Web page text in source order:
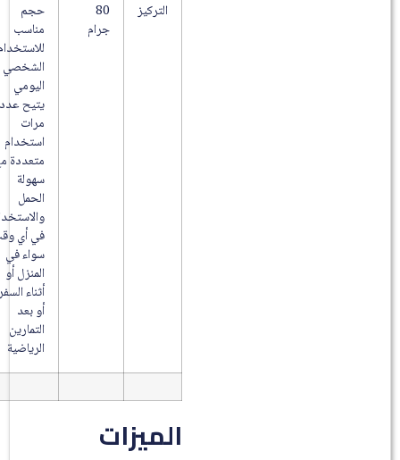
التركيز
حجم
مناسب
للاستخدام
الشخصي
اليومي
يتيح عدد
مرات
استخدام
متعددة مع
سهولة
الحمل
والاستخدام
في أي وقت
سواء في
المنزل أو
أثناء السفر
أو بعد
التمارين
الرياضية
الميزات